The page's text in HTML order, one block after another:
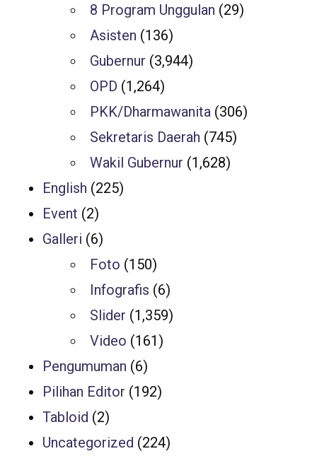
8 Program Unggulan (29)
Asisten (136)
Gubernur (3,944)
OPD (1,264)
PKK/Dharmawanita (306)
Sekretaris Daerah (745)
Wakil Gubernur (1,628)
English (225)
Event (2)
Galleri (6)
Foto (150)
Infografis (6)
Slider (1,359)
Video (161)
Pengumuman (6)
Pilihan Editor (192)
Tabloid (2)
Uncategorized (224)